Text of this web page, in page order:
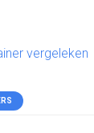
vergeleken